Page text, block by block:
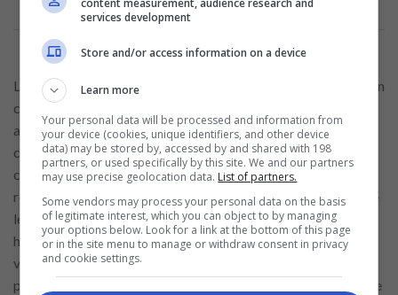
Les usages numériques évoluent constamment, notamment en
ce qui concerne les échanges autour des hobbies et des
activités partagées. Les plateformes modernes s’adaptent à
ces nouvelles attentes en proposant des outils de
communication flexibles et intuitifs. Les utilisateurs
recherchent des espaces où ils peuvent discuter librement de
leurs passions, découvrir de nouvelles idées et élargir leurs
horizons. Les fonctionnalités de conversation et d’échange
visuel répondent à ces besoins en facilitant des interactions
plus naturelles. Cette évolution reflète une volonté croissante
services development
Store and/or access information on a device
Learn more
Your personal data will be processed and information from
your device (cookies, unique identifiers, and other device
data) may be stored by, accessed by and shared with 198
partners, or used specifically by this site. We and our partners
may use precise geolocation data. List of partners.
Some vendors may process your personal data on the basis
of legitimate interest, which you can object to by managing
your options below. Look for a link at the bottom of this page
or in the site menu to manage or withdraw consent in privacy
and cookie settings.